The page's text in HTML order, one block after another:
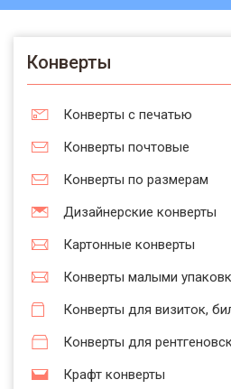
Конверты
Конверты с печатью
Конверты почтовые
Конверты по размерам
Дизайнерские конверты
Картонные конверты
Конверты малыми
Конверты для визиток,
Конверты для
Крафт конверты